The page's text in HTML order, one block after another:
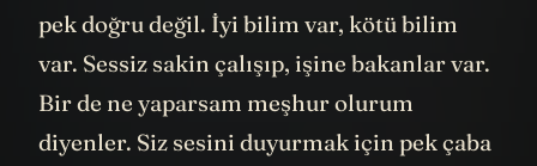
pek doğru değil. İyi bilim var, kötü bilim
var. Sessiz sakin çalışıp, işine bakanlar var.
Bir de ne yaparsam meşhur olurum
diyenler. Siz sesini duyurmak için pek çaba